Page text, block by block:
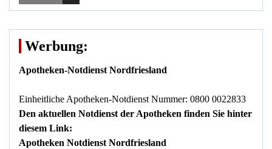
Werbung:
Apotheken-Notdienst Nordfriesland
Einheitliche Apotheken-Notdienst Nummer: 0800 0022833
Den aktuellen Notdienst der Apotheken finden Sie hinter
diesem Link:
Apotheken Notdienst Nordfriesland